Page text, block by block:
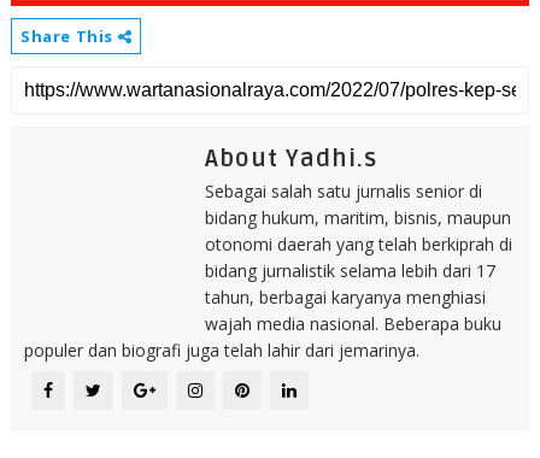
Share This
About Yadhi.s
Sebagai salah satu jurnalis senior di
bidang hukum, maritim, bisnis, maupun
otonomi daerah yang telah berkiprah di
bidang jurnalistik selama lebih dari 17
tahun, berbagai karyanya menghiasi
wajah media nasional. Beberapa buku
populer dan biografi juga telah lahir dari jemarinya.